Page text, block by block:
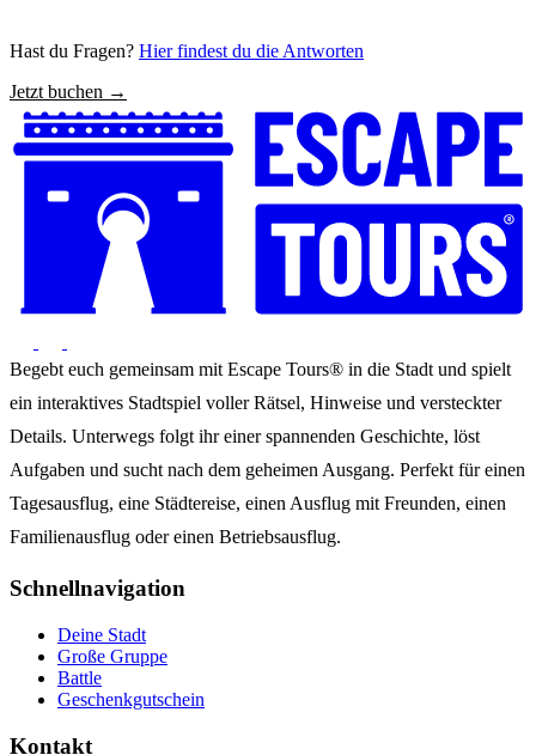
Hast du Fragen? Hier findest du die Antworten
Jetzt buchen →
Begebt euch gemeinsam mit Escape Tours® in die Stadt und spielt
ein interaktives Stadtspiel voller Rätsel, Hinweise und versteckter
Details. Unterwegs folgt ihr einer spannenden Geschichte, löst
Aufgaben und sucht nach dem geheimen Ausgang. Perfekt für einen
Tagesausflug, eine Städtereise, einen Ausflug mit Freunden, einen
Familienausflug oder einen Betriebsausflug.
Schnellnavigation
Deine Stadt
Große Gruppe
Battle
Geschenkgutschein
Kontakt